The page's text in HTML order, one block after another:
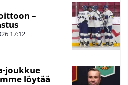
–
17:12
joukkue
löytää